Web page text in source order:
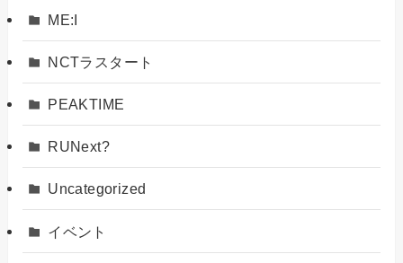
ME:I
NCTラスタート
PEAKTIME
RUNext?
Uncategorized
イベント